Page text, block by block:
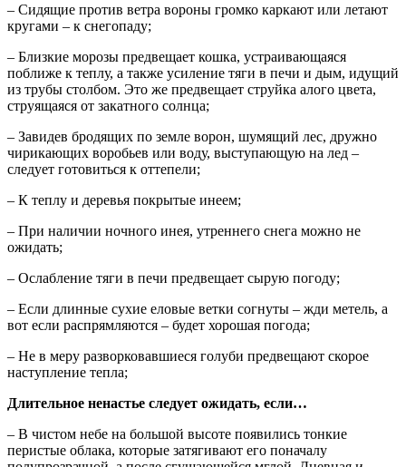
– Сидящие против ветра вороны громко каркают или летают
кругами – к снегопаду;
– Близкие морозы предвещает кошка, устраивающаяся
поближе к теплу, а также усиление тяги в печи и дым, идущий
из трубы столбом. Это же предвещает струйка алого цвета,
струящаяся от закатного солнца;
– Завидев бродящих по земле ворон, шумящий лес, дружно
чирикающих воробьев или воду, выступающую на лед –
следует готовиться к оттепели;
– К теплу и деревья покрытые инеем;
– При наличии ночного инея, утреннего снега можно не
ожидать;
– Ослабление тяги в печи предвещает сырую погоду;
– Если длинные сухие еловые ветки согнуты – жди метель, а
вот если распрямляются – будет хорошая погода;
– Не в меру разворковавшиеся голуби предвещают скорое
наступление тепла;
Длительное ненастье следует ожидать, если…
– В чистом небе на большой высоте появились тонкие
перистые облака, которые затягивают его поначалу